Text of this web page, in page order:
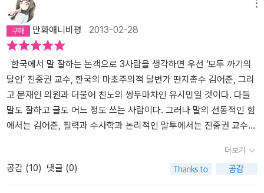
도 못된다. 아무리 합리적인 이유로 논쟁한다 하더라도 굳어버린 인
식은 지구의 중량만큼이나 무겁고도 견고하다. 그런데 이 무거운 인
식의 믿음을 깨라는 것은 아마도 양반의 격식과 체면 때문에 생사조
차 거부한 가치와 견줄 수 있을까라는 의구심을 가지기 이렇게 어려
운 것일까? 나이가 들수록 격식은 깨어지지 않는 것이 아니라 더욱더
공고히 되고 나이가 들수록 믿음이 회의하는 것이 아니라 석고처럼
딱딱히 굳어져 간다는 고대 철학자의 선구적인 격언이 오늘날에도 여
전히 유효한 문구로써 작용해야만 하는 이유가 어찌 보면 2013년 대
고 백날 새로운 창조적이고 다름의 가치가 힘을 얻으며 아이들에게
창조력을 함양하고 배양해서 세계를 새로운 가치의 선도에 대한 이야
기를 해본들 배반과 모순을 매일매일 겪고 있는 현실이 우울할 뿐이
의 심성인 측은지심을 행동으로 보여 주는 삶, 기쁨과 고통을 함께 느
끼며 연대 하는 삶이 있을때 비로서 존엄하고 품격있는 삶을 살 수 있
음을 배웠다. 태어나 삶을 시작한 것은 나의 선택이 아니지만 그 삶을
어떠한 방식으로 살아갈 것인지는 내가 결정하고 행동할 수 있다. 나
에게 얼마의 시간이 남아 있을지는 모르겠지만 나에게 주어진 삶을
제대로 살면서 잘 준비해 나가고 싶다. 내가 사랑하는 사람들과 함께
사명감을 주고 좋아하는 일을 하면서 신나게 즐기고 그들과 연대하며
하루하루를 충실하게 살고 싶다.
덕적 딜레마에도 개의치 않고 용감하게 발언했다. 그런가 하면, 정치
인이 되기 전 '지식 소매상'으로 펴냈던 책들의 단단한 사유와 닮았으
되, 훨씬 담백한 언어엔 숙련된 겸손마저 배어 있다. 정치인 유시민은
자유인으로의 복귀를 선언했으나, 이전 지식 소매상으로 활약하던 때
의 유시민과는 또 달랐다. 그는 청춘을 다독이되 다그쳤고, '40대' 중
년의 마음을 위로하되 충동했다. 하고 싶은 것을 하라고, 다만 옳은 방
식으로, 그리고 뜨거운 마음으로 연대하여 더불어 세상을 바꾸자고,
그는 이제 55세의 살뜰한 선동가였다.나는 행복하지 않았다열아홉
살의 유시민은 '도전하지도 않고 좌절한 현실주의자'였다. 아버지는
만, 아들은 어려운 가정형편 때문에 유학은 애초 꿈꿀 것이 되지 못한
다고 생각했다. 그래서 돈 없이도 빨리 출세할 수 있는 법학과가 포함
된 사회계열을 선택했다. 이루고 싶은 삶의 목표가 없었다. 그저 현실
만화애니비평 2013-02-28
한국에서 말 잘하는 논객으로 3사람을 생각하면 우선 ‘모두 까기의
달인’ 진중권 교수, 한국의 마초주의적 달변가 딴지총수 김어준, 그리
고 문재인 의원과 더불어 친노의 쌍두마차인 유시민일 것이다. 다들
말도 잘하고 글도 어느 정도 쓰는 사람이다. 그러나 말의 선동적인 힘
에서는 김어준, 필력과 수사학과 논리적인 말투에서는 진중권 교수이
란 사람은 정치인이란 인물로서 유명하나 막상 그의 책을 보면 글을
적는 작가로서 혹은 비평가로서의 역할이 더 두각을 나타난다.그의
글을 읽는 순간 분명 철학적이면서도 상당히 가치 있는 글인데 반해
더보기
공감 (10) 댓글 (0)